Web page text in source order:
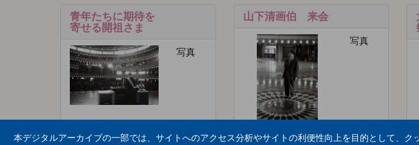
青年たちに期待を
寄せる開祖さま
写真
山下清画伯 来会
写真
本デジタルアーカイブの一部では、サイトへのアクセス分析やサイトの利便性向上を目的として、